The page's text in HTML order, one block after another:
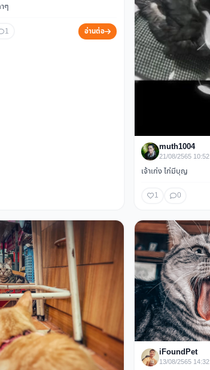
ๆ
1 อ่านต่อ
muth1004
21/08/2565 10:52
เจ้าเก่ง ไก่มีบุญ
1 0
iFoundPet
13/08/2565 14:32